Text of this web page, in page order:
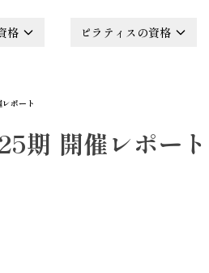
格 ピラティスの資格
ポート
期 開催レポート